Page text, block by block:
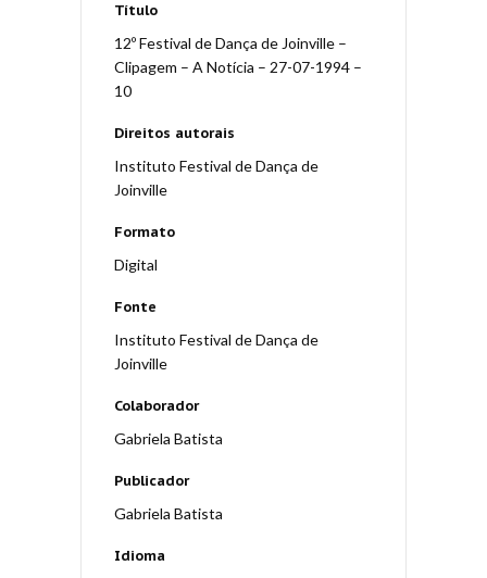
Título
12º Festival de Dança de Joinville –
Clipagem – A Notícia – 27-07-1994 –
10
Direitos autorais
Instituto Festival de Dança de
Joinville
Formato
Digital
Fonte
Instituto Festival de Dança de
Joinville
Colaborador
Gabriela Batista
Publicador
Gabriela Batista
Idioma